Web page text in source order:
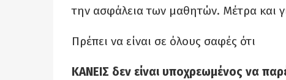
την ασφάλεια των μαθητών. Μέτρα και
Πρέπει να είναι σε όλους σαφές ότι
ΚΑΝΕΙΣ δεν είναι υποχρεωμένος να